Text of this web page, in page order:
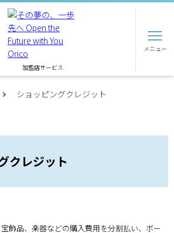
加盟店サービス
メニュー
ショッピングクレジット
クレジット
飾品、楽器などの購入費用を分割払い、ボー